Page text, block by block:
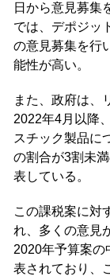
日から意見募集
では、デポジッ
の意見募集を行
能性が高い。
また、政府は、
2022年4月以降
スチック製品に
の割合が3割未
表している。
この課税案に対
れ、多くの意見
2020年予算案の
表されており、